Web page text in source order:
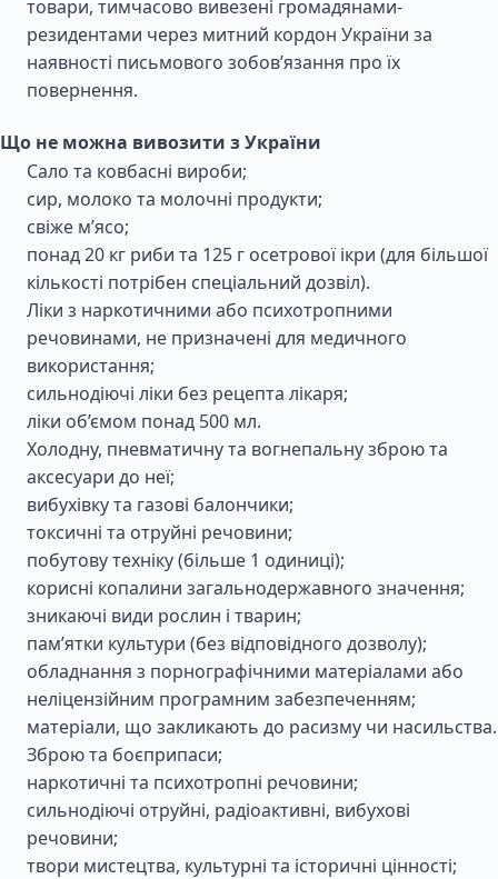
товари, тимчасово вивезені громадянами-
резидентами через митний кордон України за
наявності письмового зобов’язання про їх
повернення.
Що не можна вивозити з України
Сало та ковбасні вироби;
сир, молоко та молочні продукти;
свіже м’ясо;
понад 20 кг риби та 125 г осетрової ікри (для більшої
кількості потрібен спеціальний дозвіл).
Ліки з наркотичними або психотропними
речовинами, не призначені для медичного
використання;
сильнодіючі ліки без рецепта лікаря;
ліки об’ємом понад 500 мл.
Холодну, пневматичну та вогнепальну зброю та
аксесуари до неї;
вибухівку та газові балончики;
токсичні та отруйні речовини;
побутову техніку (більше 1 одиниці);
корисні копалини загальнодержавного значення;
зникаючі види рослин і тварин;
пам’ятки культури (без відповідного дозволу);
обладнання з порнографічними матеріалами або
неліцензійним програмним забезпеченням;
матеріали, що закликають до расизму чи насильства.
Зброю та боєприпаси;
наркотичні та психотропні речовини;
сильнодіючі отруйні, радіоактивні, вибухові
речовини;
твори мистецтва, культурні та історичні цінності;